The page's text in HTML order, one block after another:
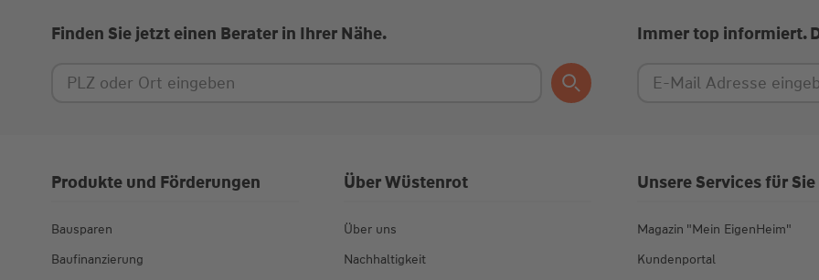
Finden Sie jetzt einen Berater in Ihrer Nähe. Immer top informiert.
Produkte und Förderungen
Bausparen
Baufinanzierung
Über Wüstenrot
Über uns
Nachhaltigkeit
Unsere Services für Sie
Magazin "Mein EigenHeim"
Kundenportal